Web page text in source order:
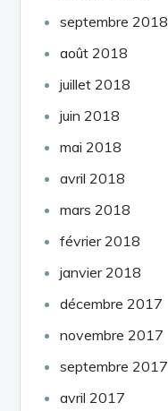
septembre 2018
août 2018
juillet 2018
juin 2018
mai 2018
avril 2018
mars 2018
février 2018
janvier 2018
décembre 2017
novembre 2017
septembre 2017
avril 2017